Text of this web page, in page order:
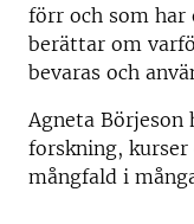
förr och som har
berättar om
bevaras och
Agneta Börjeson
forskning,
mångfald i